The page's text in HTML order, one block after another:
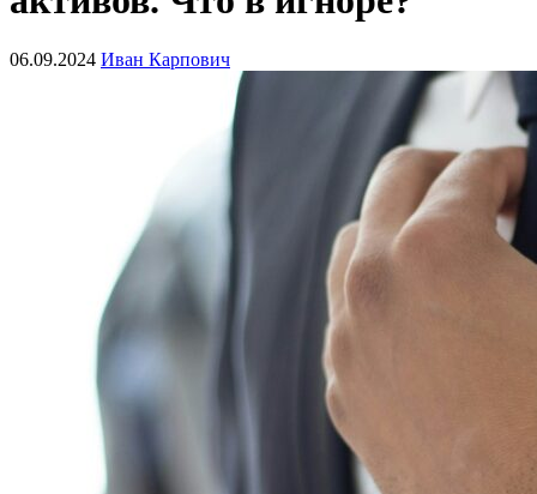
06.09.2024 Иван Карпович